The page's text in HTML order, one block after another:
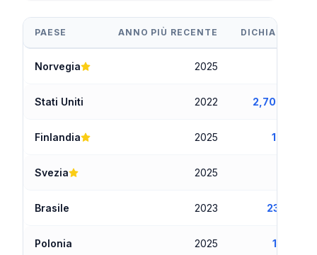
PAESE ANNO PIÙ RECENTE DICHIARANTI
Norvegia 2025
Stati Uniti 2022 2,700,000
Finlandia 2025 18,000
Svezia 2025
Brasile 2023 237,367
Polonia 2025 18,454